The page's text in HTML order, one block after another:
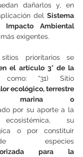
dañarlos y, en
del Sistema
Ambiental
exigentes.
prioritarios se
el artículo 3° de la
como: “31) Sitio
ecológico, terrestre
marina o
por su aporte a la
ecosistémica, su
o por constituir
especies
para la